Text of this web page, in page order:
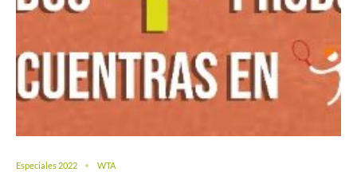
Especiales 2022 WTA